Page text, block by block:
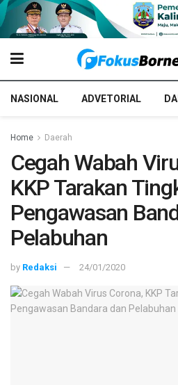
NASIONAL ADVETORIAL
Home Daerah
Cegah Wabah
KKP Tarakan
Pengawasan
Pelabuhan
by Redaksi 24/01/2020